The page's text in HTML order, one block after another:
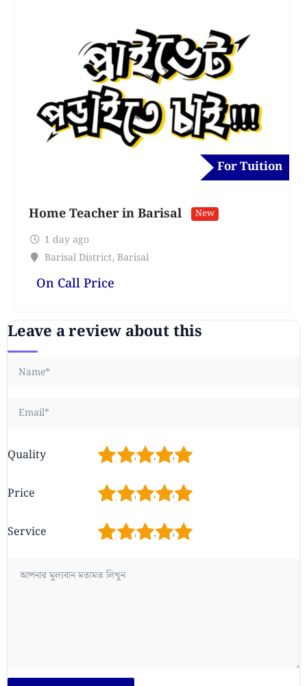
For Tuition
Home Teacher in Barisal New
1 day ago
Barisal District, Barisal
On Call Price
Leave a review about this
Quality 5
4
3
2
Price 5
4
3
2
Service 5
4
3
2